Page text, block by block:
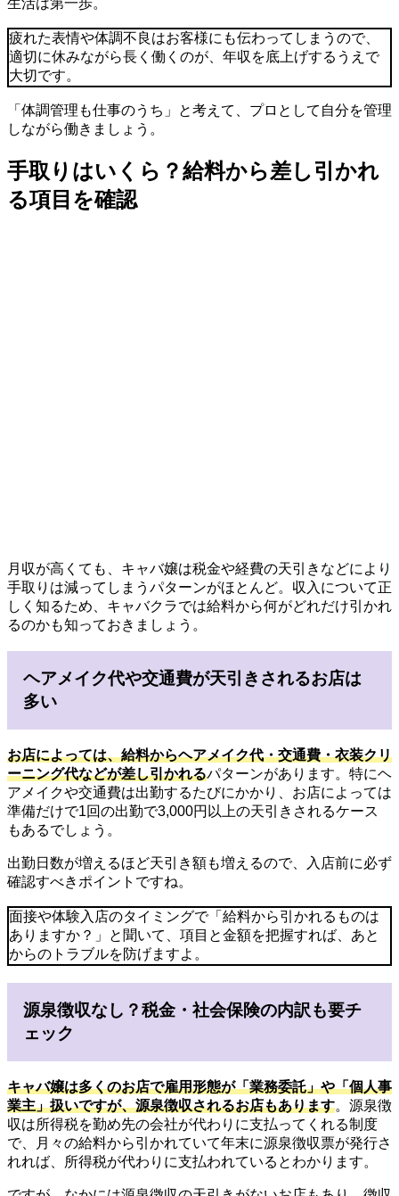
疲れた表情や体調不良はお客様にも伝わってしまうので、
適切に休みながら長く働くのが、年収を底上げするうえで
大切です。
「体調管理も仕事のうち」と考えて、プロとして自分を管理
しながら働きましょう。
手取りはいくら？給料から差し引かれ
る項目を確認
月収が高くても、キャバ嬢は税金や経費の天引きなどにより
手取りは減ってしまうパターンがほとんど。収入について正
しく知るため、キャバクラでは給料から何がどれだけ引かれ
るのかも知っておきましょう。
ヘアメイク代や交通費が天引きされるお店は
多い
お店によっては、給料からヘアメイク代・交通費・衣装クリ
ーニング代などが差し引かれるパターンがあります。特にヘ
アメイクや交通費は出勤するたびにかかり、お店によっては
準備だけで1回の出勤で3,000円以上の天引きされるケース
もあるでしょう。
出勤日数が増えるほど天引き額も増えるので、入店前に必ず
確認すべきポイントですね。
面接や体験入店のタイミングで「給料から引かれるものは
ありますか？」と聞いて、項目と金額を把握すれば、あと
からのトラブルを防げますよ。
源泉徴収なし？税金・社会保険の内訳も要チ
ェック
キャバ嬢は多くのお店で雇用形態が「業務委託」や「個人事
業主」扱いですが、源泉徴収されるお店もあります。源泉徴
収は所得税を勤め先の会社が代わりに支払ってくれる制度
で、月々の給料から引かれていて年末に源泉徴収票が発行さ
れれば、所得税が代わりに支払われているとわかります。